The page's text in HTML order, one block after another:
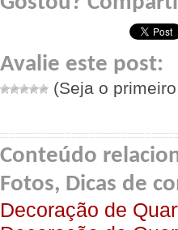
Avalie este post:
(Seja o
Conteúdo
Fotos, Dicas de
Decoração de